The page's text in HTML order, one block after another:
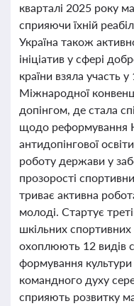
кварталі 2025 року
сприяючи їхній
Україна також
ініціатив у сфері
країни взяла участь у
Міжнародної
допінгом, де стала
щодо реформування
антидопінгової
роботу держави у
прозорості
триває активна
молоді. Стартує
шкільних
охоплюють 12 видів
формування
командного духу
сприяють розвитку